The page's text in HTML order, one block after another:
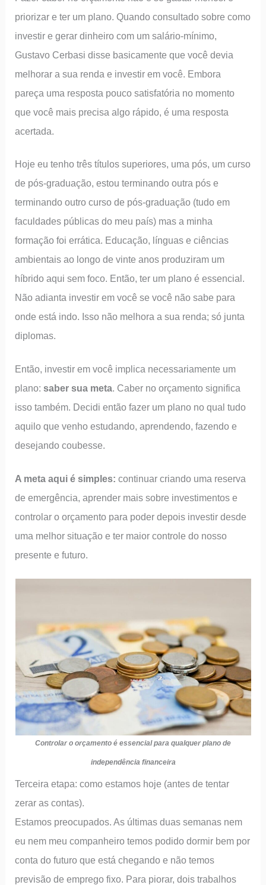
priorizar e ter um plano. Quando consultado sobre como
investir e gerar dinheiro com um salário-mínimo,
Gustavo Cerbasi disse basicamente que você devia
melhorar a sua renda e investir em você. Embora
pareça uma resposta pouco satisfatória no momento
que você mais precisa algo rápido, é uma resposta
acertada.
Hoje eu tenho três títulos superiores, uma pós, um curso
de pós-graduação, estou terminando outra pós e
terminando outro curso de pós-graduação (tudo em
faculdades públicas do meu país) mas a minha
formação foi errática. Educação, línguas e ciências
ambientais ao longo de vinte anos produziram um
híbrido aqui sem foco. Então, ter um plano é essencial.
Não adianta investir em você se você não sabe para
onde está indo. Isso não melhora a sua renda; só junta
diplomas.
Então, investir em você implica necessariamente um
plano:saber sua meta. Caber no orçamento significa
isso também. Decidi então fazer um plano no qual tudo
aquilo que venho estudando, aprendendo, fazendo e
desejando coubesse.
A meta aqui é simples: continuar criando uma reserva
de emergência, aprender mais sobre investimentos e
controlar o orçamento para poder depois investir desde
uma melhor situação e ter maior controle do nosso
presente e futuro.
Controlar o orçamento é essencial para qualquer plano de
independência financeira
Terceira etapa: como estamos hoje (antes de tentar
zerar as contas).
Estamos preocupados. As últimas duas semanas nem
eu nem meu companheiro temos podido dormir bem por
conta do futuro que está chegando e não temos
previsão de emprego fixo. Para piorar, dois trabalhos